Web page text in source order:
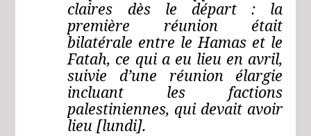
claires dès le départ : la
première réunion était
bilatérale entre le Hamas et le
Fatah, ce qui a eu lieu en avril,
suivie d’une réunion élargie
incluant les factions
palestiniennes, qui devait avoir
lieu [lundi].